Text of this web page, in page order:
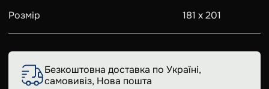
Розмір 181 х 201
Безкоштовна доставка по Україні,
самовивіз, Нова пошта